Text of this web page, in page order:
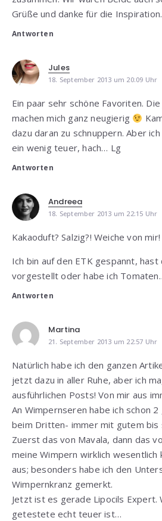
Grüße und danke für die Inspiration.
Antworten
Jules
18. September 2013 um 20:09 Uhr
Ein paar sehr schöne Favoriten.
machen mich ganz neugierig
dazu daran zu schnuppern. Aber
ein wenig teuer, hach… Lg
Antworten
Andreea
18. September 2013 um 22:15 Uhr
Kakaoduft? Salzig?! Weiche von mir!
Ich bin auf den ETK gespannt, hast
vorgestellt oder habe ich
Antworten
Martina
21. September 2013 um 22:57 Uhr
Natürlich habe ich den ganzen
jetzt dazu in aller Ruhe, aber ich
ausführlichen Posts! Von mir aus
An Wimpernseren habe ich schon
beim Dritten- immer mit gutem bis
Zuerst das von Mavala, dann das
meine Wimpern wirklich
aus; besonders habe ich den
Wimpernkranz gemerkt.
Jetzt ist es gerade Lipocils Expert.
getestete echt teuer ist…